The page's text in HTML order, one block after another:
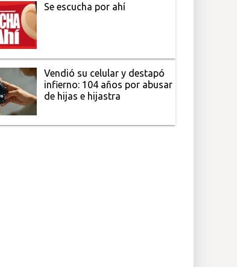
Se escucha por ahí
Vendió su celular y destapó
infierno: 104 años por abusar
de hijas e hijastra